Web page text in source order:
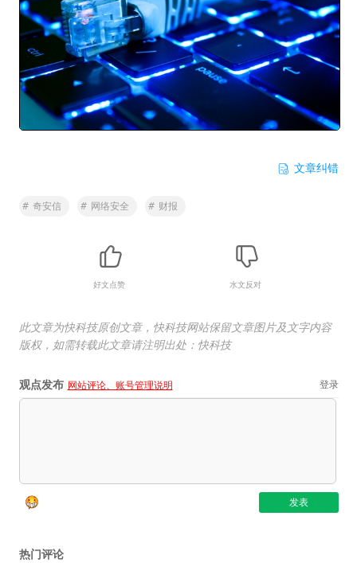
文章纠错
# 奇安信 # 网络安全 # 财报
好文点赞 水文反对
此文章为快科技原创文章，快科技网站保留文章图片及文字内容
版权，如需转载此文章请注明出处：快科技
观点发布 网站评论、账号管理说明 登录
热门评论